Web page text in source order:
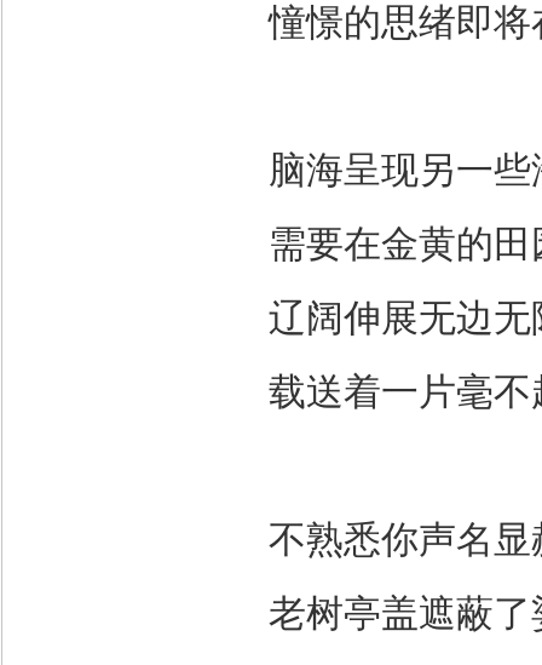
憧憬的思绪即
脑海呈现另一
需要在金黄的
辽阔伸展无边无
载送着一片毫
不熟悉你声名显
老树亭盖遮蔽